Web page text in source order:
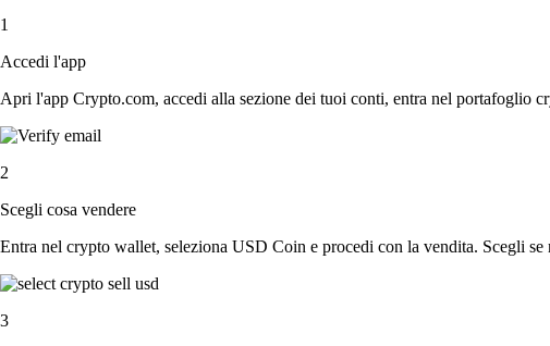
1
Accedi l'app
Apri l'app Crypto.com, accedi alla sezione dei tuoi conti, entra nel portafoglio
2
Scegli cosa vendere
Entra nel crypto wallet, seleziona USD Coin e procedi con la vendita. Scegli se
3